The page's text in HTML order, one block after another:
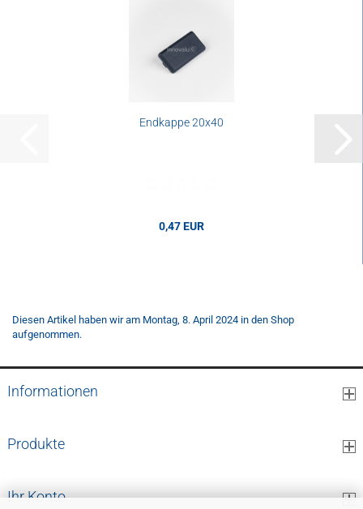
Endkappe 20x40
0,47 EUR
Diesen Artikel haben wir am Montag, 8. April 2024 in den Shop
aufgenommen.
Informationen
Produkte
Ihr Konto